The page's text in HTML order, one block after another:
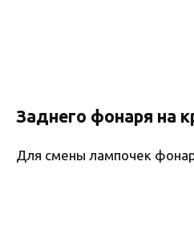
Заднего фонаря на
Для смены лампочек